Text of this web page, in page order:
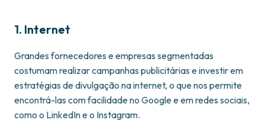
1. Internet
Grandes fornecedores e empresas segmentadas
costumam realizar campanhas publicitárias e investir em
estratégias de divulgação na internet, o que nos permite
encontrá-las com facilidade no Google e em redes sociais,
como o LinkedIn e o Instagram.